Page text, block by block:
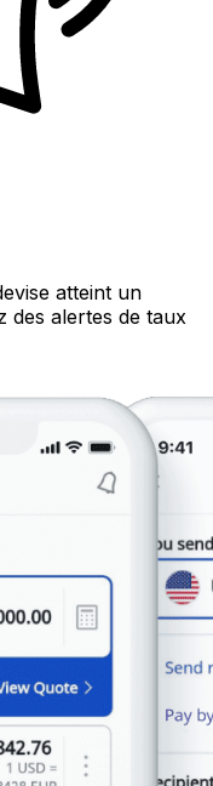
atteint un
des alertes de taux